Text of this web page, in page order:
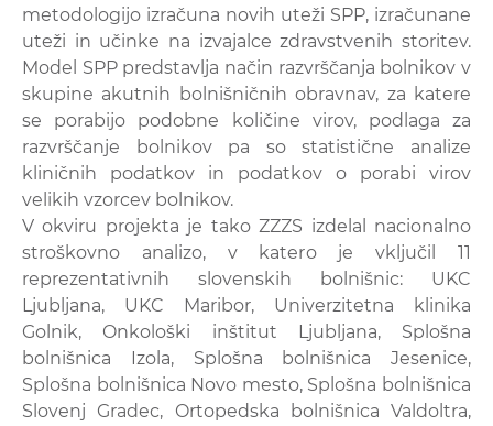
metodologijo izračuna novih uteži SPP, izračunane
uteži in učinke na izvajalce zdravstvenih storitev.
Model SPP predstavlja način razvrščanja bolnikov v
skupine akutnih bolnišničnih obravnav, za katere
se porabijo podobne količine virov, podlaga za
razvrščanje bolnikov pa so statistične analize
kliničnih podatkov in podatkov o porabi virov
velikih vzorcev bolnikov.
V okviru projekta je tako ZZZS izdelal nacionalno
stroškovno analizo, v katero je vključil 11
reprezentativnih slovenskih bolnišnic: UKC
Ljubljana, UKC Maribor, Univerzitetna klinika
Golnik, Onkološki inštitut Ljubljana, Splošna
bolnišnica Izola, Splošna bolnišnica Jesenice,
Splošna bolnišnica Novo mesto, Splošna bolnišnica
Slovenj Gradec, Ortopedska bolnišnica Valdoltra,